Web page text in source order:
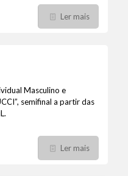
Ler mais
Masculino e
semifinal a partir das
Ler mais